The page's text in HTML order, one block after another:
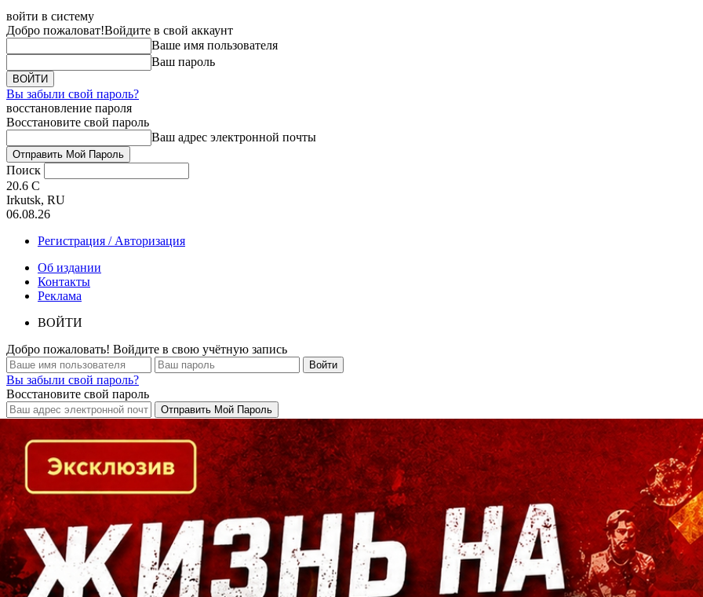
войти в систему
Добро пожаловат!Войдите в свой аккаунт
Ваше имя пользователя
Ваш пароль
Вы забыли свой пароль?
восстановление пароля
Восстановите свой пароль
Ваш адрес электронной почты
Поиск
20.6 C
Irkutsk, RU
06.08.26
Регистрация / Авторизация
Об издании
Контакты
Реклама
ВОЙТИ
Добро пожаловать! Войдите в свою учётную запись
Вы забыли свой пароль?
Восстановите свой пароль
Кто есть кто в Байкальском регионе